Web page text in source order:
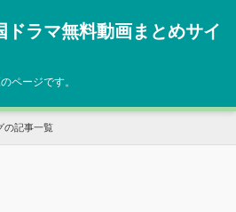
ドラマ無料動画まとめサイ
ページです。
の記事一覧